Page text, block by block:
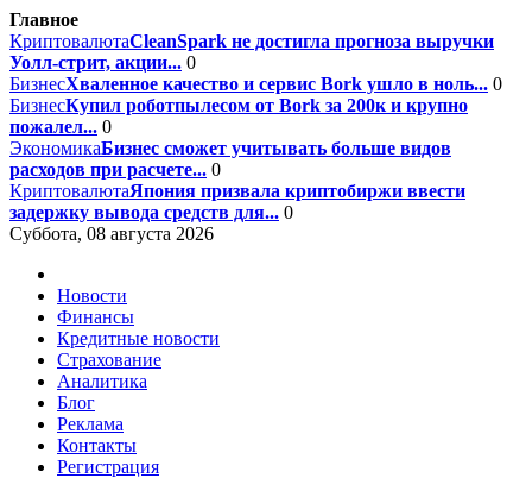
Главное
КриптовалютаCleanSpark не достигла прогноза выручки
Уолл-стрит, акции... 0
БизнесХваленное качество и сервис Bork ушло в ноль... 0
БизнесКупил роботпылесом от Bork за 200к и крупно
пожалел... 0
ЭкономикаБизнес сможет учитывать больше видов
расходов при расчете... 0
КриптовалютаЯпония призвала криптобиржи ввести
задержку вывода средств для... 0
Суббота, 08 августа 2026
Новости
Финансы
Кредитные новости
Страхование
Аналитика
Блог
Реклама
Контакты
Регистрация